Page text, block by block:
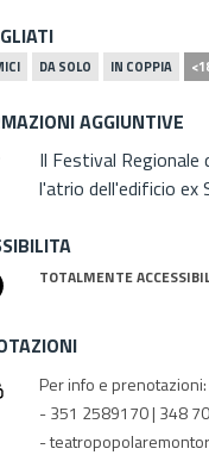
DA SOLO IN COPPIA
AGGIUNTIVE
Il Festival
l'atrio dell'edificio ex
TOTALMENTE
Per info e prenotazioni:
- 351 2589170 | 348
-